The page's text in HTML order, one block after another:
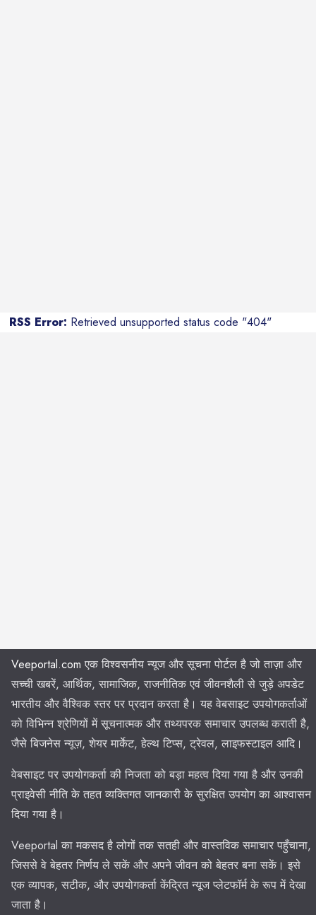
RSS Error: Retrieved unsupported status code "404"
Veeportal.com एक विश्वसनीय न्यूज और सूचना पोर्टल है जो ताज़ा और
सच्ची खबरें, आर्थिक, सामाजिक, राजनीतिक एवं जीवनशैली से जुड़े अपडेट
भारतीय और वैश्विक स्तर पर प्रदान करता है। यह वेबसाइट उपयोगकर्ताओं
को विभिन्न श्रेणियों में सूचनात्मक और तथ्यपरक समाचार उपलब्ध कराती है,
जैसे बिजनेस न्यूज़, शेयर मार्केट, हेल्थ टिप्स, ट्रेवल, लाइफस्टाइल आदि।
वेबसाइट पर उपयोगकर्ता की निजता को बड़ा महत्व दिया गया है और उनकी
प्राइवेसी नीति के तहत व्यक्तिगत जानकारी के सुरक्षित उपयोग का आश्वासन
दिया गया है।
Veeportal का मकसद है लोगों तक सतही और वास्तविक समाचार पहुँचाना,
जिससे वे बेहतर निर्णय ले सकें और अपने जीवन को बेहतर बना सकें। इसे
एक व्यापक, सटीक, और उपयोगकर्ता केंद्रित न्यूज प्लेटफॉर्म के रूप में देखा
जाता है।